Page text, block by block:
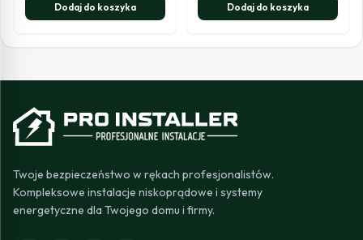
Dodaj do koszyka Dodaj do koszyka
Twoje bezpieczeństwo w rękach profesjonalistów.
Kompleksowe instalacje niskoprądowe i systemy
energetyczne dla Twojego domu i firmy.